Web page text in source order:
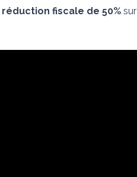
réduction fiscale de 50%